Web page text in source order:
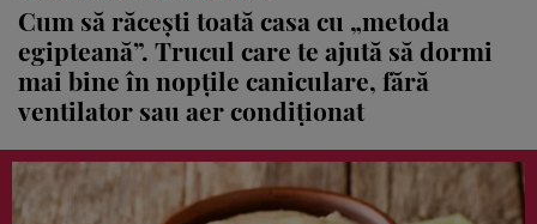
Cum să răcești toată casa cu „metoda
egipteană”. Trucul care te ajută să dormi
mai bine în nopțile caniculare, fără
ventilator sau aer condiționat